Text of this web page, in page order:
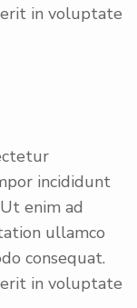
in voluptate
incididunt
enim ad
ullamco
consequat.
in voluptate